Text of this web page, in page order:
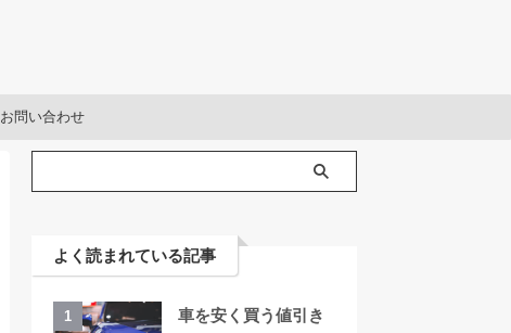
お問い合わせ
よく読まれている記事
1
車を安く買う値引き